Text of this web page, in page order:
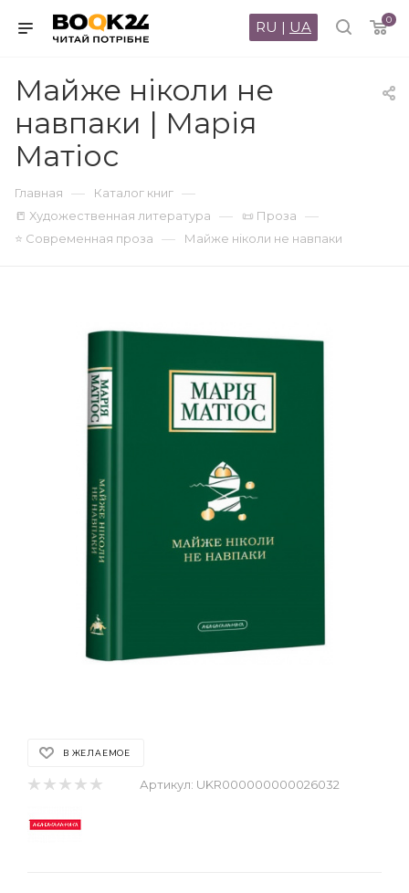
0
RU | UA
Майже ніколи не
навпаки | Марія
Матіос
Главная — Каталог книг —
📒 Художественная литература — 📜 Проза —
⭐ Современная проза — Майже ніколи не навпаки
В ЖЕЛАЕМОЕ
Артикул: UKR000000000026032